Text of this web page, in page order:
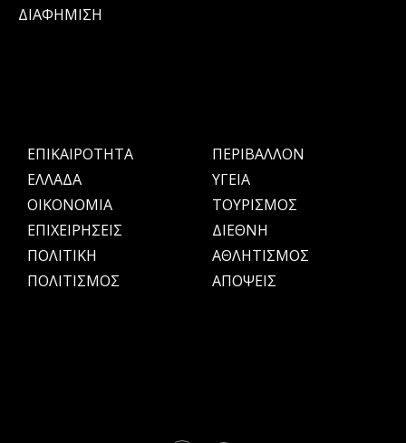
ΔΙΑΦΗΜΙΣΗ
ΕΠΙΚΑΙΡΟΤΗΤΑ
ΕΛΛΑΔΑ
OIKONOMIA
ΕΠΙΧΕΙΡΗΣΕΙΣ
ΠΟΛΙΤΙΚΗ
ΠΟΛΙΤΙΣΜΟΣ
ΠΕΡΙΒΑΛΛΟΝ
ΥΓΕΙΑ
ΤΟΥΡΙΣΜΟΣ
ΔΙΕΘΝΗ
ΑΘΛΗΤΙΣΜΟΣ
ΑΠΟΨΕΙΣ